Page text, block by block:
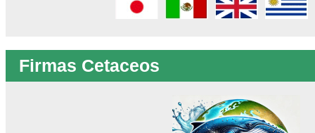
Firmas Cetaceos